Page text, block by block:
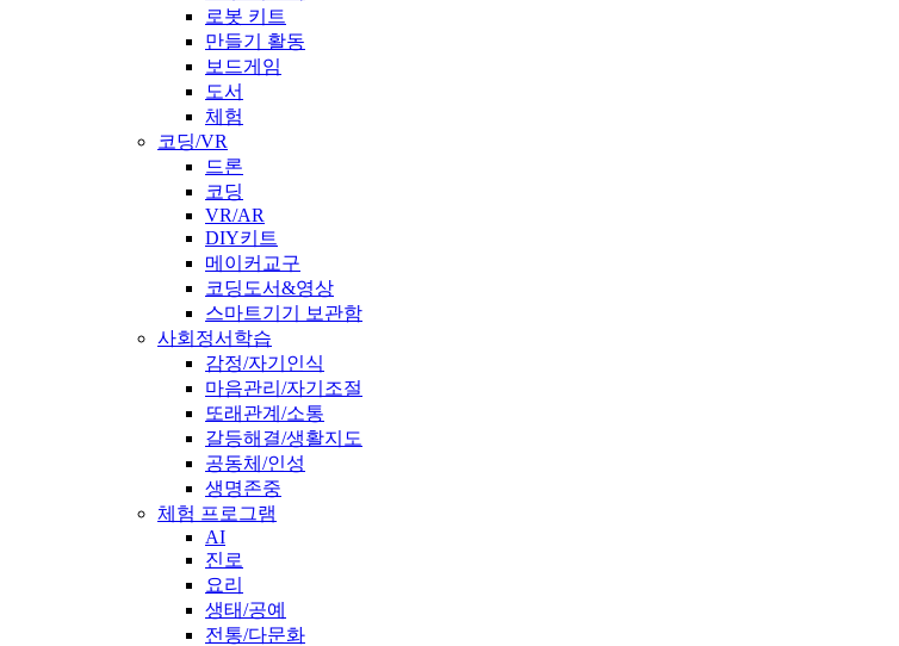
로봇 키트
만들기 활동
보드게임
도서
체험
코딩/VR
드론
코딩
VR/AR
DIY키트
메이커교구
코딩도서&영상
스마트기기 보관함
사회정서학습
감정/자기인식
마음관리/자기조절
또래관계/소통
갈등해결/생활지도
공동체/인성
생명존중
체험 프로그램
AI
진로
요리
생태/공예
전통/다문화